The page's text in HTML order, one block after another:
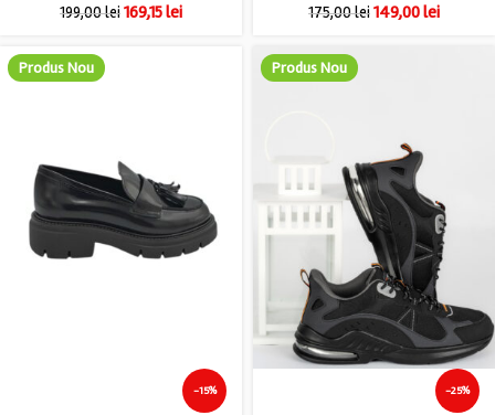
199,00lei169,15lei 175,00lei149,00lei
Produs Nou
-15%
Produs Nou
-25%